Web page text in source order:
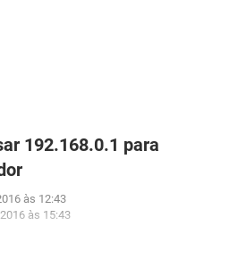
192.168.0.1 para
às 12:43
às 15:43